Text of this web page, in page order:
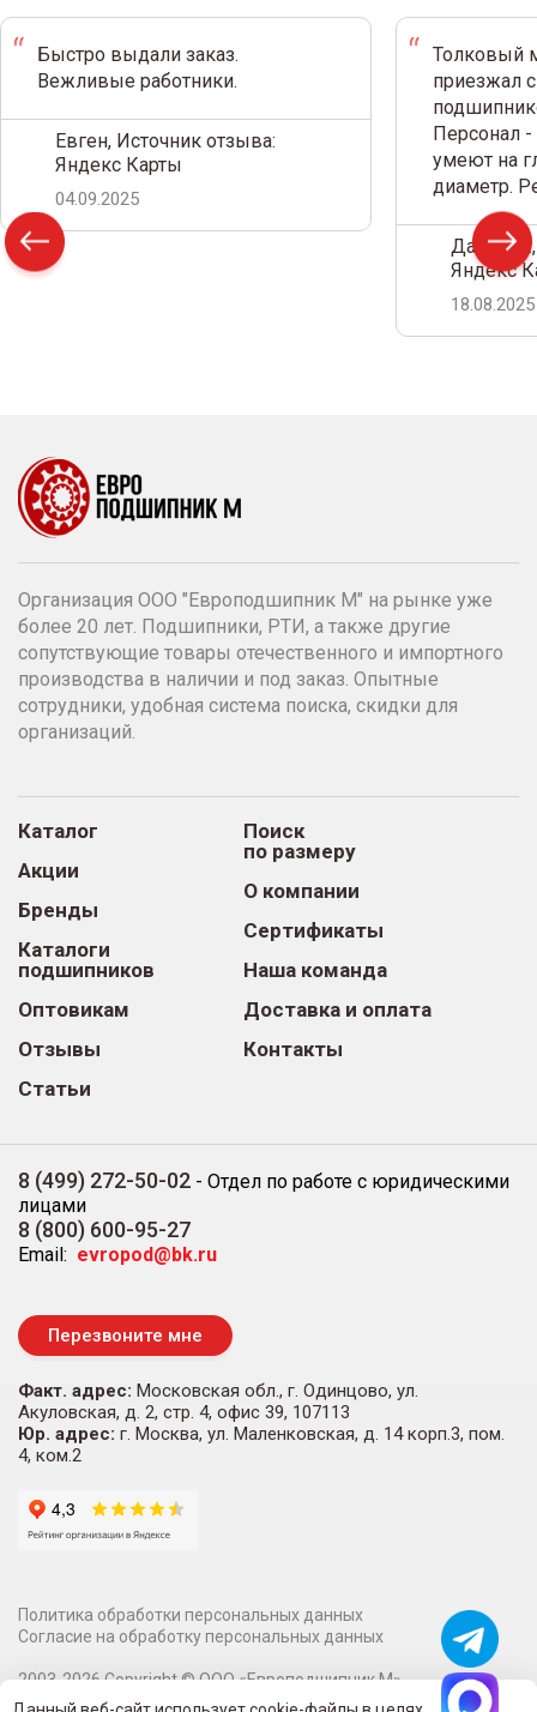
Быстро выдали заказ.
Вежливые работники.
Евген, Источник отзыва:
Яндекс Карты
04.09.2025
Толковый
приезжал
Персонал
умеют на
диаметр.
Дамир
Яндекс
18.08.2025
Организация ООО "Европодшипник М" на рынке уже
более 20 лет. Подшипники, РТИ, а также другие
сопутствующие товары отечественного и импортного
производства в наличии и под заказ. Опытные
сотрудники, удобная система поиска, скидки для
организаций.
Каталог
Акции
Бренды
Каталоги
подшипников
Оптовикам
Отзывы
Статьи
Поиск
по размеру
О компании
Сертификаты
Наша команда
Доставка и оплата
Контакты
8 (499) 272-50-02 - Отдел по работе с юридическими
лицами
8 (800) 600-95-27
Email: evropod@bk.ru
Перезвоните мне
Факт. адрес: Московская обл., г. Одинцово, ул.
Акуловская, д. 2, стр. 4, офис 39, 107113
Юр. адрес: г. Москва, ул. Маленковская, д. 14 корп.3, пом.
4, ком.2
Политика обработки персональных данных
Согласие на обработку персональных данных
2003-2026Copyright ©ООО «Европодшипник М»
Информация на сайте о технических характеристиках,